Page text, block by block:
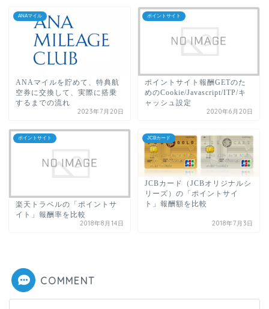
ANAマイル
ANAマイルを貯めて、特典航
空券に交換して、実際に搭乗
するまでの流れ
2023年7月20日
ポイントサイト
ポイントサイト報酬GETのた
めのCookie/Javascript/ITP/キ
ャッシュ設定
2020年6月20日
ポイントサイト
楽天トラベルの「ポイントサ
イト」報酬率を比較
2018年8月14日
JCBカード
JCBカード（JCBオリジナルシ
リーズ）の「ポイントサイ
ト」報酬額を比較
2018年7月3日
COMMENT